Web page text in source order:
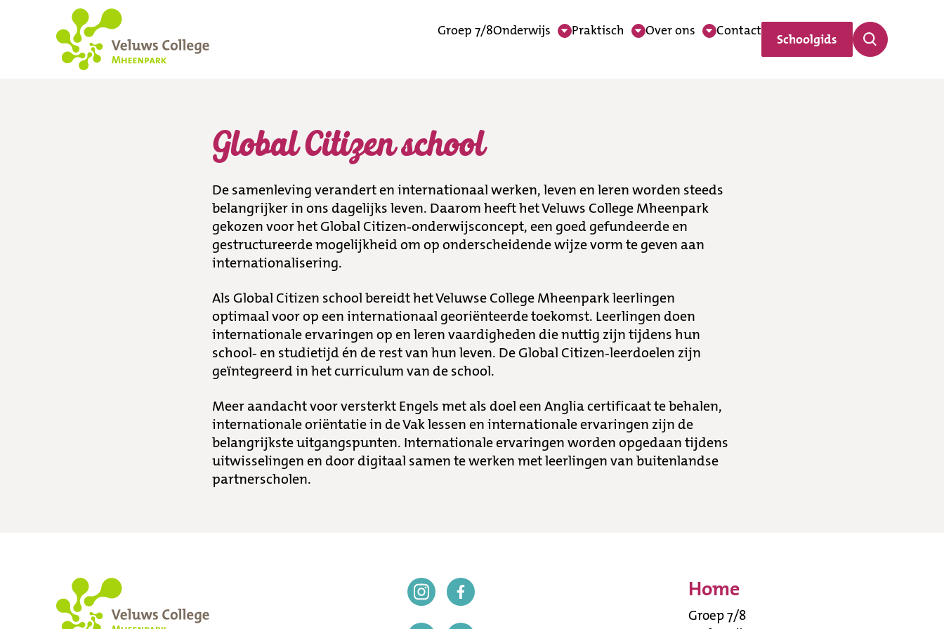
Groep 7/8Onderwijs Praktisch Over ons Contact
Schoolgids
Global Citizen schoolGlobal Citizen school
De samenleving verandert en internationaal werken, leven en leren worden steeds
belangrijker in ons dagelijks leven. Daarom heeft het Veluws College Mheenpark
gekozen voor het Global Citizen-onderwijsconcept, een goed gefundeerde en
gestructureerde mogelijkheid om op onderscheidende wijze vorm te geven aan
internationalisering.
Als Global Citizen school bereidt het Veluwse College Mheenpark leerlingen
optimaal voor op een internationaal georiënteerde toekomst. Leerlingen doen
internationale ervaringen op en leren vaardigheden die nuttig zijn tijdens hun
school- en studietijd én de rest van hun leven. De Global Citizen-leerdoelen zijn
geïntegreerd in het curriculum van de school.
Meer aandacht voor versterkt Engels met als doel een Anglia certificaat te behalen,
internationale oriëntatie in de Vak lessen en internationale ervaringen zijn de
belangrijkste uitgangspunten. Internationale ervaringen worden opgedaan tijdens
uitwisselingen en door digitaal samen te werken met leerlingen van buitenlandse
partnerscholen.
Home
Groep 7/8